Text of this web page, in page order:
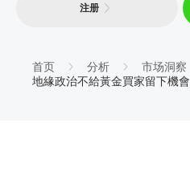
平台
注册
首页 分析
市场洞察
地緣政治不給黃金買家留下機會